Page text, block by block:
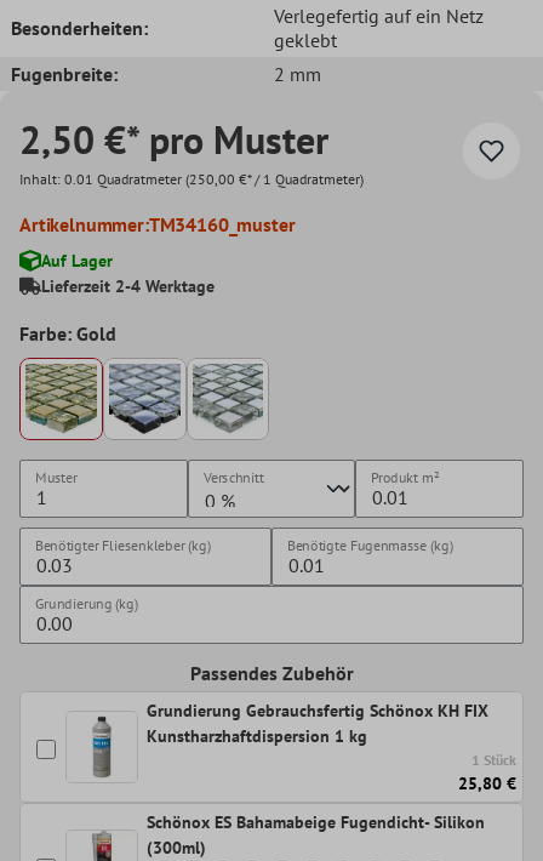
Besonderheiten:
Verlegefertig auf ein Netz
geklebt
Fugenbreite:
2 mm
2,50 €* pro Muster
Inhalt: 0.01 Quadratmeter (250,00 €* / 1 Quadratmeter)
Artikelnummer:TM34160_muster
Auf Lager
Lieferzeit 2-4 Werktage
Farbe: Gold
Muster Verschnitt Produkt m²
Benötigter Fliesenkleber (kg) Benötigte Fugenmasse (kg)
Grundierung (kg)
Passendes Zubehör
Grundierung Gebrauchsfertig Schönox KH FIX
Kunstharzhaftdispersion 1 kg
1 Stück
25,80 €
Schönox ES Bahamabeige Fugendicht- Silikon
(300ml)